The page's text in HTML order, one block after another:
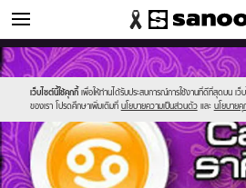
ดูดวง
เว็บไซต์นี้ใช้คุกกี้ เพื่อให้ท่านได้รับประสบการณ์การใช้งานที่ดีที่สุดบน เว็
ของเรา โปรดศึกษาเพิ่มเติมที่ นโยบายความเป็นส่วนตัว และ นโยบายคุ
Sanook
//s.isanook.com/sr/0/images/logo-
new-
sanook.png
600
60
//s.isanook.com/ho/0/ud/4/23857/